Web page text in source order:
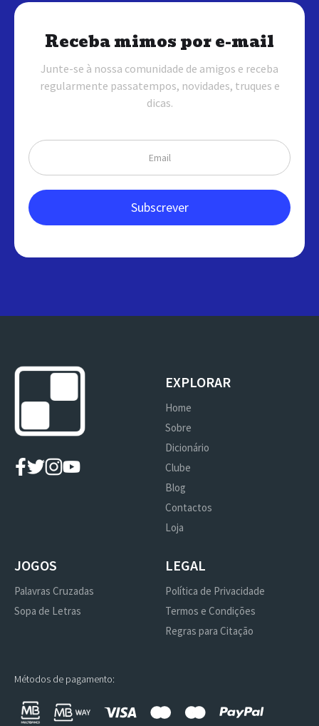
Receba mimos por e-mail
Junte-se à nossa comunidade de amigos e receba
regularmente passatempos, novidades, truques e
dicas.
EXPLORAR
Home
Sobre
Dicionário
Clube
Blog
Contactos
Loja
JOGOS
Palavras Cruzadas
Sopa de Letras
LEGAL
Política de Privacidade
Termos e Condições
Regras para Citação
Métodos de pagamento: